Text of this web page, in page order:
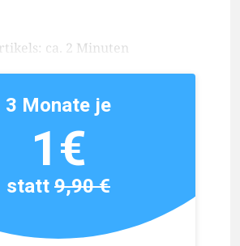
ca. 2 Minuten
3 Monate je
1€
statt9,90 €